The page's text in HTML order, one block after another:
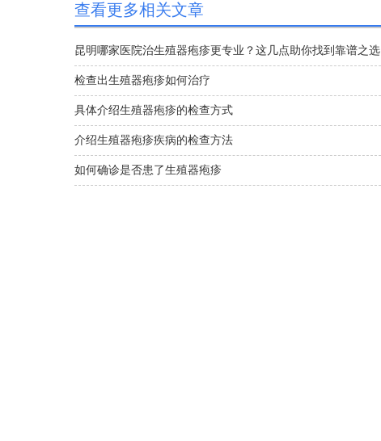
查看更多相关文章
昆明哪家医院治生殖器疱疹更专业？这几点助你找到靠谱之选
检查出生殖器疱疹如何治疗
具体介绍生殖器疱疹的检查方式
介绍生殖器疱疹疾病的检查方法
如何确诊是否患了生殖器疱疹